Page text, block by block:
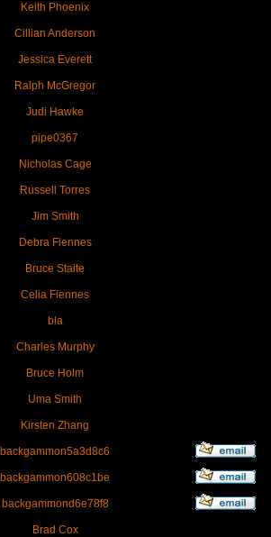
Keith Phoenix
Cillian Anderson
Jessica Everett
Ralph McGregor
Judi Hawke
pipe0367
Nicholas Cage
Russell Torres
Jim Smith
Debra Fiennes
Bruce Staite
Celia Fiennes
bla
Charles Murphy
Bruce Holm
Uma Smith
Kirsten Zhang
backgammon5a3d8c6
backgammon608c1be
backgammond6e78f8
Brad Cox